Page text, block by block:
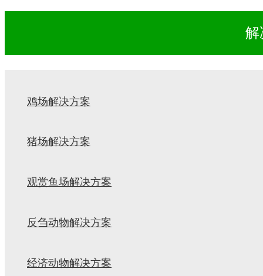
解
鸡场解决方案
猪场解决方案
观赏鱼场解决方案
反刍动物解决方案
经济动物解决方案